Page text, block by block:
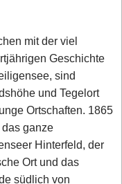
mit der viel
Geschichte
sind
und Tegelort
Ortschaften. 1865
ganze
Hinterfeld, der
Ort und das
südlich von